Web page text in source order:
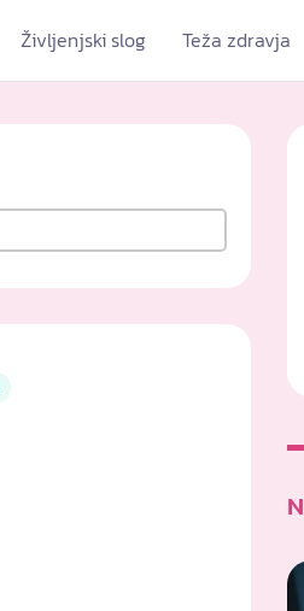
Življenjski slog Teža zdravja